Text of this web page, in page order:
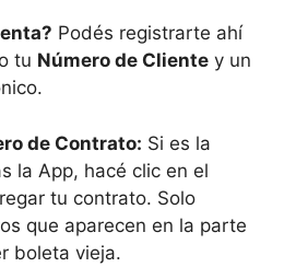
Podés registrarte ahí
tu Número de Cliente y un
de Contrato: Si es la
la App, hacé clic en el
tu contrato. Solo
que aparecen en la parte
boleta vieja.